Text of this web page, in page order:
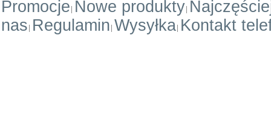
Promocje Nowe produkty
nas Regulamin Wysyłka Kontakt